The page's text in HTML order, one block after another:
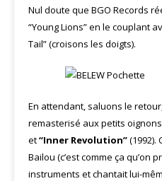
Nul doute que BGO Records
“Young Lions” en le couplant
Tail” (croisons les doigts).
En attendant, saluons le
remasterisé aux petits
et“Inner Revolution”(1992).
Bailou (c’est comme ça qu’on
instruments et chantait lui-